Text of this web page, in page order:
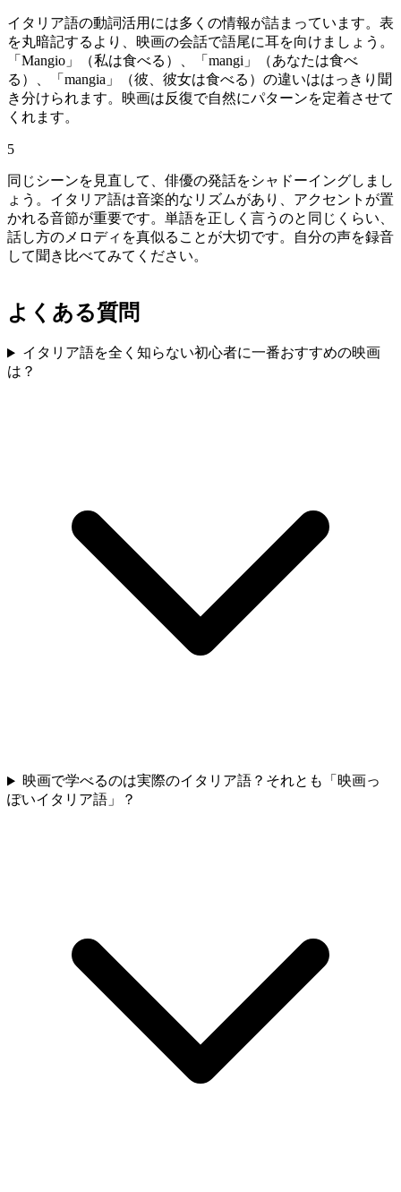
イタリア語の動詞活用には多くの情報が詰まっています。表
を丸暗記するより、映画の会話で語尾に耳を向けましょう。
「Mangio」（私は食べる）、「mangi」（あなたは食べ
る）、「mangia」（彼、彼女は食べる）の違いははっきり聞
き分けられます。映画は反復で自然にパターンを定着させて
くれます。
5
同じシーンを見直して、俳優の発話をシャドーイングしまし
ょう。イタリア語は音楽的なリズムがあり、アクセントが置
かれる音節が重要です。単語を正しく言うのと同じくらい、
話し方のメロディを真似ることが大切です。自分の声を録音
して聞き比べてみてください。
よくある質問
イタリア語を全く知らない初心者に一番おすすめの映画
は？
映画で学べるのは実際のイタリア語？それとも「映画っ
ぽいイタリア語」？